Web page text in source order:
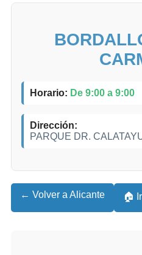
Horario: De 9:00 a 9:00
Dirección:
PARQUE DR.
← Volver a Alicante 🏠